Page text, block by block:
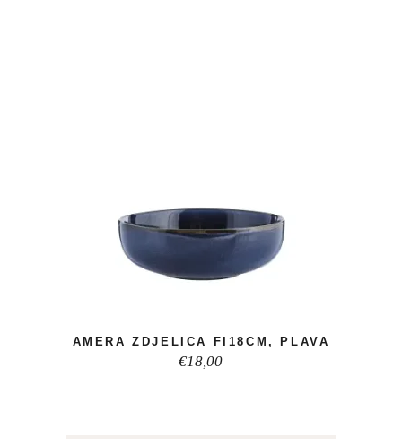
AMERA ZDJELICA FI18CM, PLAVA
€18,00